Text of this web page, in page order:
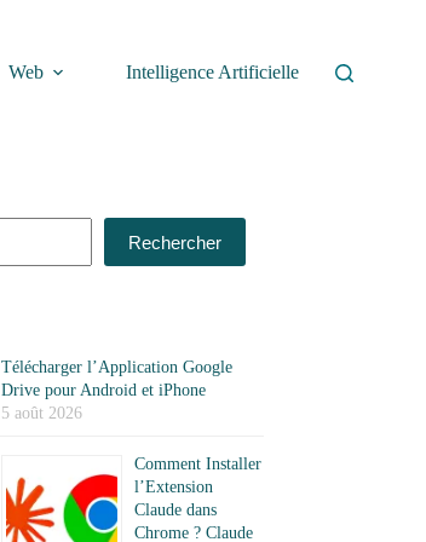
Web Intelligence Artificielle
Rechercher
Télécharger l’Application Google
Drive pour Android et iPhone
5 août 2026
Comment Installer
l’Extension
Claude dans
Chrome ? Claude